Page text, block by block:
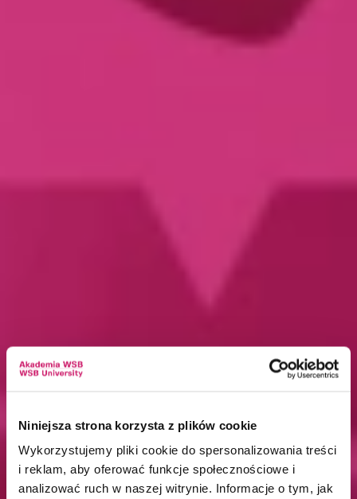
Niniejsza strona korzysta z plików cookie
Wykorzystujemy pliki cookie do spersonalizowania treści
i reklam, aby oferować funkcje społecznościowe i
analizować ruch w naszej witrynie. Informacje o tym, jak